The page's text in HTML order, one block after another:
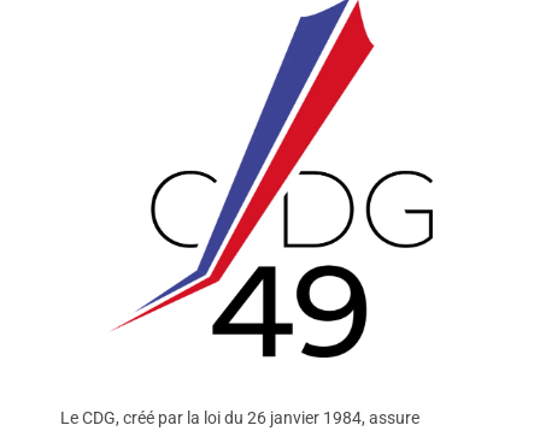
Le CDG, créé par la loi du 26 janvier 1984, assure